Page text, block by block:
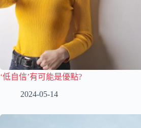
‘低自信’有可能是優點?
2024-05-14